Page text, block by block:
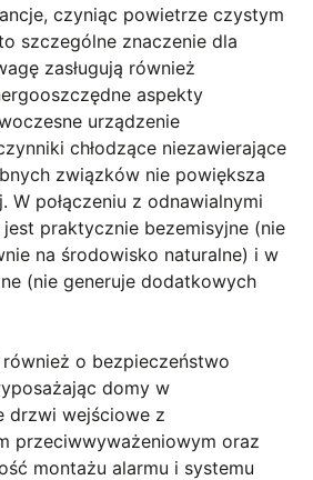
czyniąc powietrze czystym
szczególne znaczenie dla
zasługują również
aspekty
urządzenie
chłodzące niezawierające
związków nie powiększa
W połączeniu z odnawialnymi
jest praktycznie bezemisyjne (nie
na środowisko naturalne) i w
(nie generuje dodatkowych
również o bezpieczeństwo
domy w
drzwi wejściowe z
przeciwwyważeniowym oraz
montażu alarmu i systemu